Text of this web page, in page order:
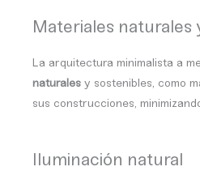
Materiales naturales
La arquitectura minimalista a
naturales y sostenibles, como
sus construcciones,
Iluminación natural